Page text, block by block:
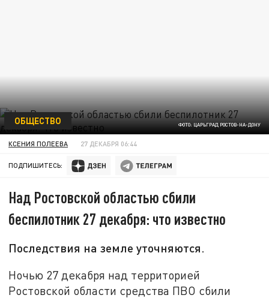
ФОТО: ЦАРЬГРАД РОСТОВ-НА-ДОНУ
ОБЩЕСТВО
КСЕНИЯ ПОЛЕЕВА 27 ДЕКАБРЯ 06:44
ПОДПИШИТЕСЬ:
Над Ростовской областью сбили
беспилотник 27 декабря: что известно
Последствия на земле уточняются.
Ночью 27 декабря над территорией
Ростовской области средства ПВО сбили